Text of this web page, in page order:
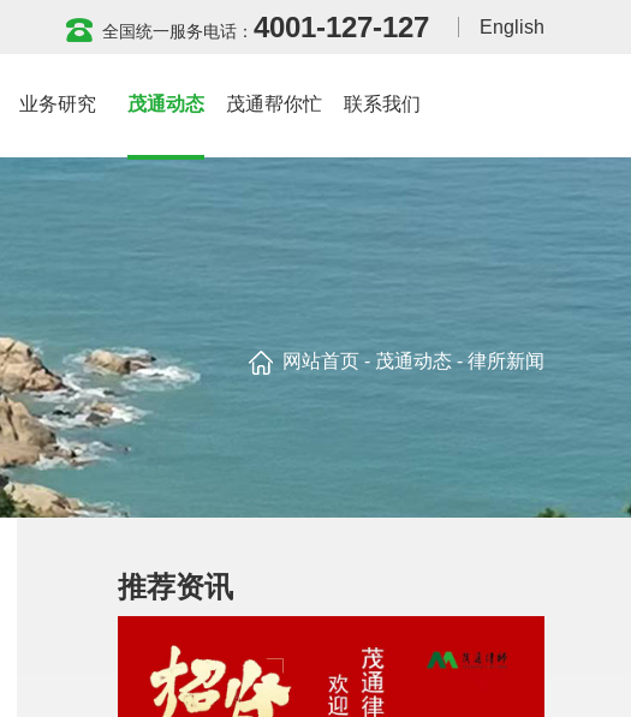
English
全国统一服务电话： 4001-127-127
业务研究 茂通动态 茂通帮你忙 联系我们
网站首页 - 茂通动态 - 律所新闻
推荐资讯